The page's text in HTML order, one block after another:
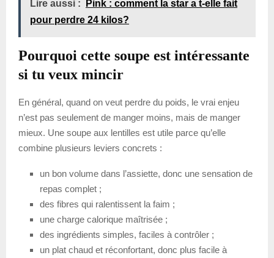
Lire aussi :
Pink : comment la star a t-elle fait
pour perdre 24 kilos?
Pourquoi cette soupe est intéressante
si tu veux mincir
En général, quand on veut perdre du poids, le vrai enjeu
n’est pas seulement de manger moins, mais de manger
mieux. Une soupe aux lentilles est utile parce qu’elle
combine plusieurs leviers concrets :
un bon volume dans l’assiette, donc une sensation de
repas complet ;
des fibres qui ralentissent la faim ;
une charge calorique maîtrisée ;
des ingrédients simples, faciles à contrôler ;
un plat chaud et réconfortant, donc plus facile à